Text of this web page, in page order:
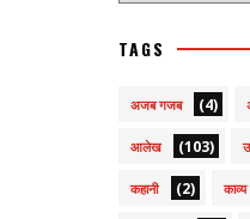
TAGS
अजब गजब (4)
आलेख (103)
कहानी (2)